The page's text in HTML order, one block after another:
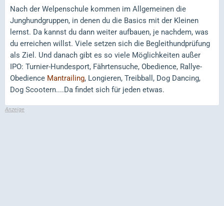
Nach der Welpenschule kommen im Allgemeinen die
Junghundgruppen, in denen du die Basics mit der Kleinen
lernst. Da kannst du dann weiter aufbauen, je nachdem, was
du erreichen willst. Viele setzen sich die Begleithundprüfung
als Ziel. Und danach gibt es so viele Möglichkeiten außer
IPO: Turnier-Hundesport, Fährtensuche, Obedience, Rallye-
Obedience Mantrailing, Longieren, Treibball, Dog Dancing,
Dog Scootern....Da findet sich für jeden etwas.